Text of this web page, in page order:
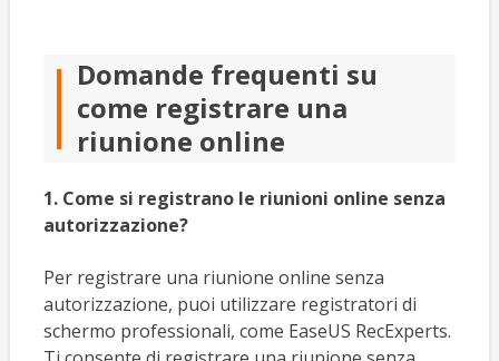
Domande frequenti su
come registrare una
riunione online
1. Come si registrano le riunioni online senza
autorizzazione?
Per registrare una riunione online senza
autorizzazione, puoi utilizzare registratori di
schermo professionali, come EaseUS RecExperts.